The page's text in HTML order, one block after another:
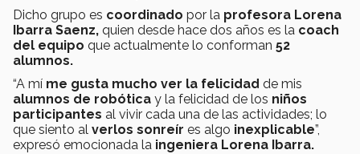
Dicho grupo es coordinado por la profesora Lorena
Ibarra Saenz, quien desde hace dos años es la coach
del equipo que actualmente lo conforman 52
alumnos.
“A mí me gusta mucho ver la felicidad de mis
alumnos de robótica y la felicidad de los niños
participantes al vivir cada una de las actividades; lo
que siento al verlos sonreír es algo inexplicable”,
expresó emocionada la ingeniera Lorena Ibarra.